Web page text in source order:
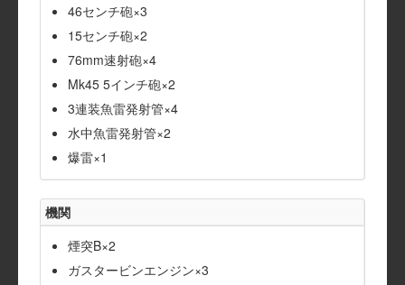
46センチ砲×3
15センチ砲×2
76mm速射砲×4
Mk45 5インチ砲×2
3連装魚雷発射管×4
水中魚雷発射管×2
爆雷×1
機関
煙突B×2
ガスタービンエンジン×3